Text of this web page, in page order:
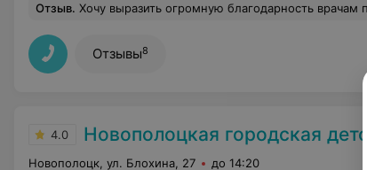
Отзыв. Хочу выразить огромную благодарность врачам поликлиники №4- врачу- урологу Фиалко И.А. и врачу- терапевту Стаховской Л.И. и младшему медицинскому персоналу- Сикора К.С. и Кремс Т.Н. за их высочайший профессионализм, чуткость, стремление прийти на помощь и найти выход из любой, казалось бы, самой сложнейшей
Отзывы8
4.0 Новополоцкая городская детская
Новополоцк, ул. Блохина, 27 до 14:20